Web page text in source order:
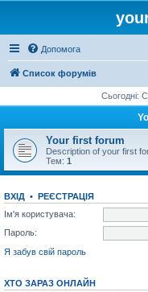
Допомога
Список форумів
Сьогодні:
Your first forum
Description of your first
Тем: 1
ВХІД • РЕЄСТРАЦІЯ
Ім'я користувача:
Пароль:
Я забув свій пароль
ХТО ЗАРАЗ ОНЛАЙН